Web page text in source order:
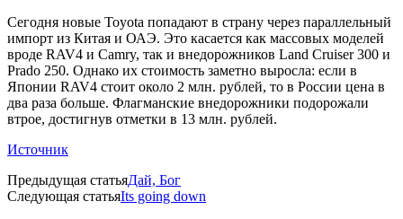
Сегодня новые Toyota попадают в страну через параллельный
импорт из Китая и ОАЭ. Это касается как массовых моделей
вроде RAV4 и Camry, так и внедорожников Land Cruiser 300 и
Prado 250. Однако их стоимость заметно выросла: если в
Японии RAV4 стоит около 2 млн. рублей, то в России цена в
два раза больше. Флагманские внедорожники подорожали
втрое, достигнув отметки в 13 млн. рублей.
Источник
Предыдущая статьяДай, Бог
Следующая статьяIts going down